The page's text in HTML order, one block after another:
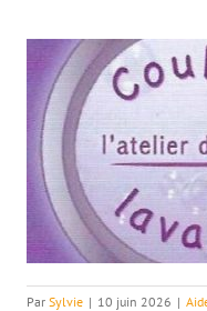
ParSylvie | 10 juin 2026 |